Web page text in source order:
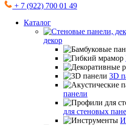
+ 7 (922) 700 01 49
Каталог
декор
3D
панели
для стеновых